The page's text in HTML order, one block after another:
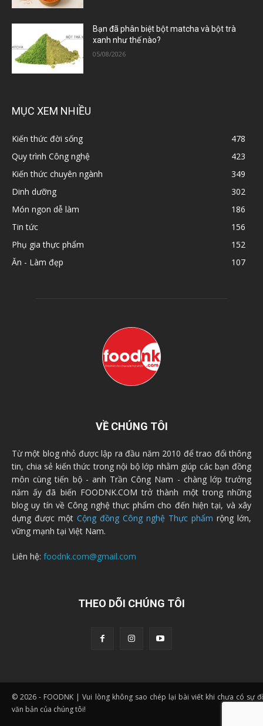
Bạn đã phân biệt bột matcha và bột trà
xanh như thế nào?
05/08/2026
MỤC XEM NHIỀU
Kiến thức đời sống
478
Quy trình Công nghệ
423
Kiến thức chuyên ngành
349
Dinh dưỡng
302
Món ngon dễ làm
186
Tin tức
156
Phụ gia thực phẩm
152
Ăn - Làm đẹp
107
VỀ CHÚNG TÔI
Từ một blog nhỏ được lập ra đầu năm 2010 để trao đổi thông
tin, chia sẻ kiến thức trong nội bộ lớp nhằm giúp các bạn đồng
môn cùng tiến bộ - anh Trần Công Nam - chàng lớp trưởng
năm ấy đã biến FOODNK.COM trở thành một trong những
blog uy tín về Công nghệ thực phẩm cho đến hiện tại, và xây
dựng được một Cộng đồng Công nghệ Thực phẩm rộng lớn,
vững mạnh tại Việt Nam.
Liên hệ: foodnk.com@gmail.com
THEO DÕI CHÚNG TÔI
© 2026 - FOODNK | Vui lòng không sao chép lại bài viết khi chưa có sự
văn bản của chúng tôi!